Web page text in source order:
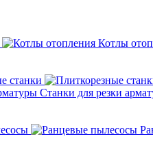
Котлы
станки
Станки для резки